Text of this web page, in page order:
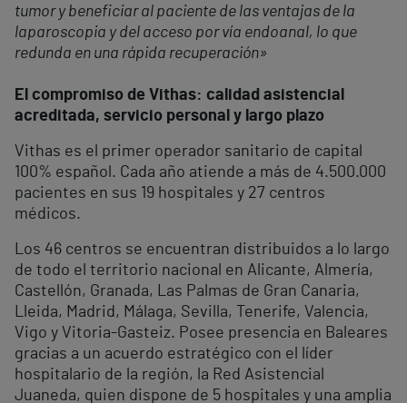
tumor y beneficiar al paciente de las ventajas de la
laparoscopia y del acceso por vía endoanal, lo que
redunda en una rápida recuperación»
El compromiso de Vithas: calidad asistencial
acreditada, servicio personal y largo plazo
Vithas es el primer operador sanitario de capital
100% español. Cada año atiende a más de 4.500.000
pacientes en sus 19 hospitales y 27 centros
médicos.
Los 46 centros se encuentran distribuidos a lo largo
de todo el territorio nacional en Alicante, Almería,
Castellón, Granada, Las Palmas de Gran Canaria,
Lleida, Madrid, Málaga, Sevilla, Tenerife, Valencia,
Vigo y Vitoria-Gasteiz. Posee presencia en Baleares
gracias a un acuerdo estratégico con el líder
hospitalario de la región, la Red Asistencial
Juaneda, quien dispone de 5 hospitales y una amplia